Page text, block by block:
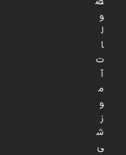
و
ل
ا
ت
آ
م
و
ز
ش
ی